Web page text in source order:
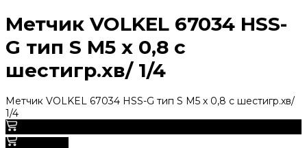
Метчик VOLKEL 67034 HSS-
G тип S М5 х 0,8 с
шестигр.хв/ 1/4
Метчик VOLKEL 67034 HSS-G тип S М5 х 0,8 с шестигр.хв/
1/4